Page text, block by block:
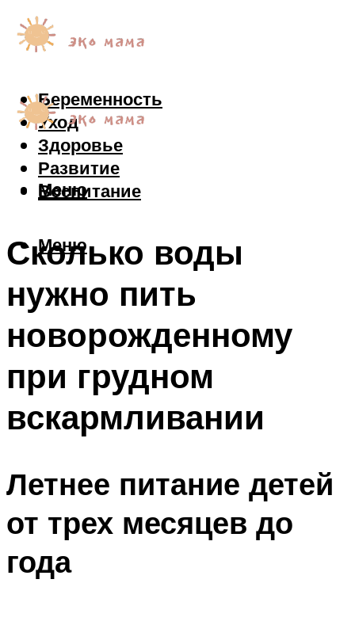
Беременность
Уход
Здоровье
Развитие
Воспитание
Меню
Меню
Сколько воды
нужно пить
новорожденному
при грудном
вскармливании
Летнее питание детей
от трех месяцев до
года